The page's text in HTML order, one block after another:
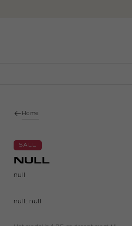
Home
SALE
NULL
null
null: null